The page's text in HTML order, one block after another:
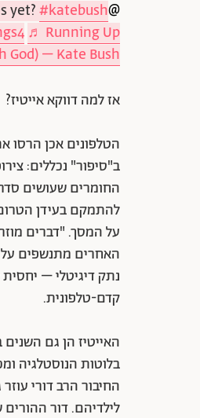
@jesealee
yet?#katebush
♬ Running Up
God) – Kate Bush
אז למה דווקא אייטיז?
הטלפונים אכן הרסו
ב"סיפור" נכללים:
החומרים שעושים
להתמקם בעידן
על המסך. "דברים
האחרים מתנשפים על
נתק דיגיטלי –
קדם-טלפונית.
האייטיז הן גם
בלוטות הנוסטלגיה
החיבור הרב דורי